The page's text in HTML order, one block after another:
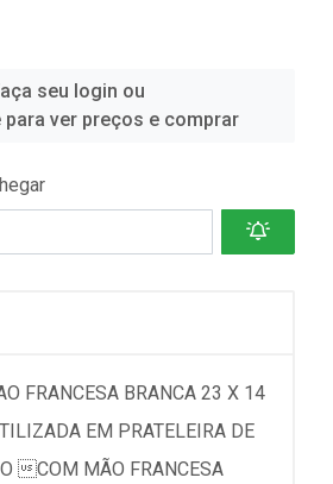
seu login ou
ver preços e comprar
FRANCESA BRANCA 23 X 14
EM PRATELEIRA DE
COM MÃO FRANCESA